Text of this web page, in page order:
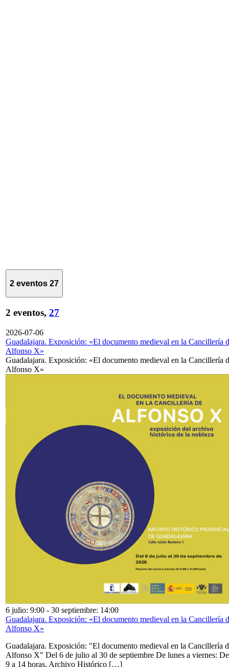
2 eventos 27
2 eventos, 27
2026-07-06
Guadalajara. Exposición: «El documento medieval en la Cancillería
Alfonso X»
Guadalajara. Exposición: «El documento medieval en la Cancillería
Alfonso X»
6 julio: 9:00 - 30 septiembre: 14:00
Guadalajara. Exposición: «El documento medieval en la Cancillería
Alfonso X»
Guadalajara. Exposición: "El documento medieval en la Cancillería
Alfonso X" Del 6 de julio al 30 de septiembre De lunes a viernes: De
9 a 14 horas. Archivo Histórico […]